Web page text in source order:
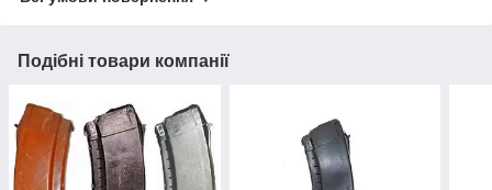
Подібні товари компанії